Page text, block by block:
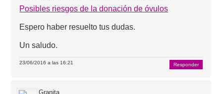
Posibles riesgos de la donación de óvulos
Espero haber resuelto tus dudas.
Un saludo.
23/06/2016 a las 16:21 Responder
Granita